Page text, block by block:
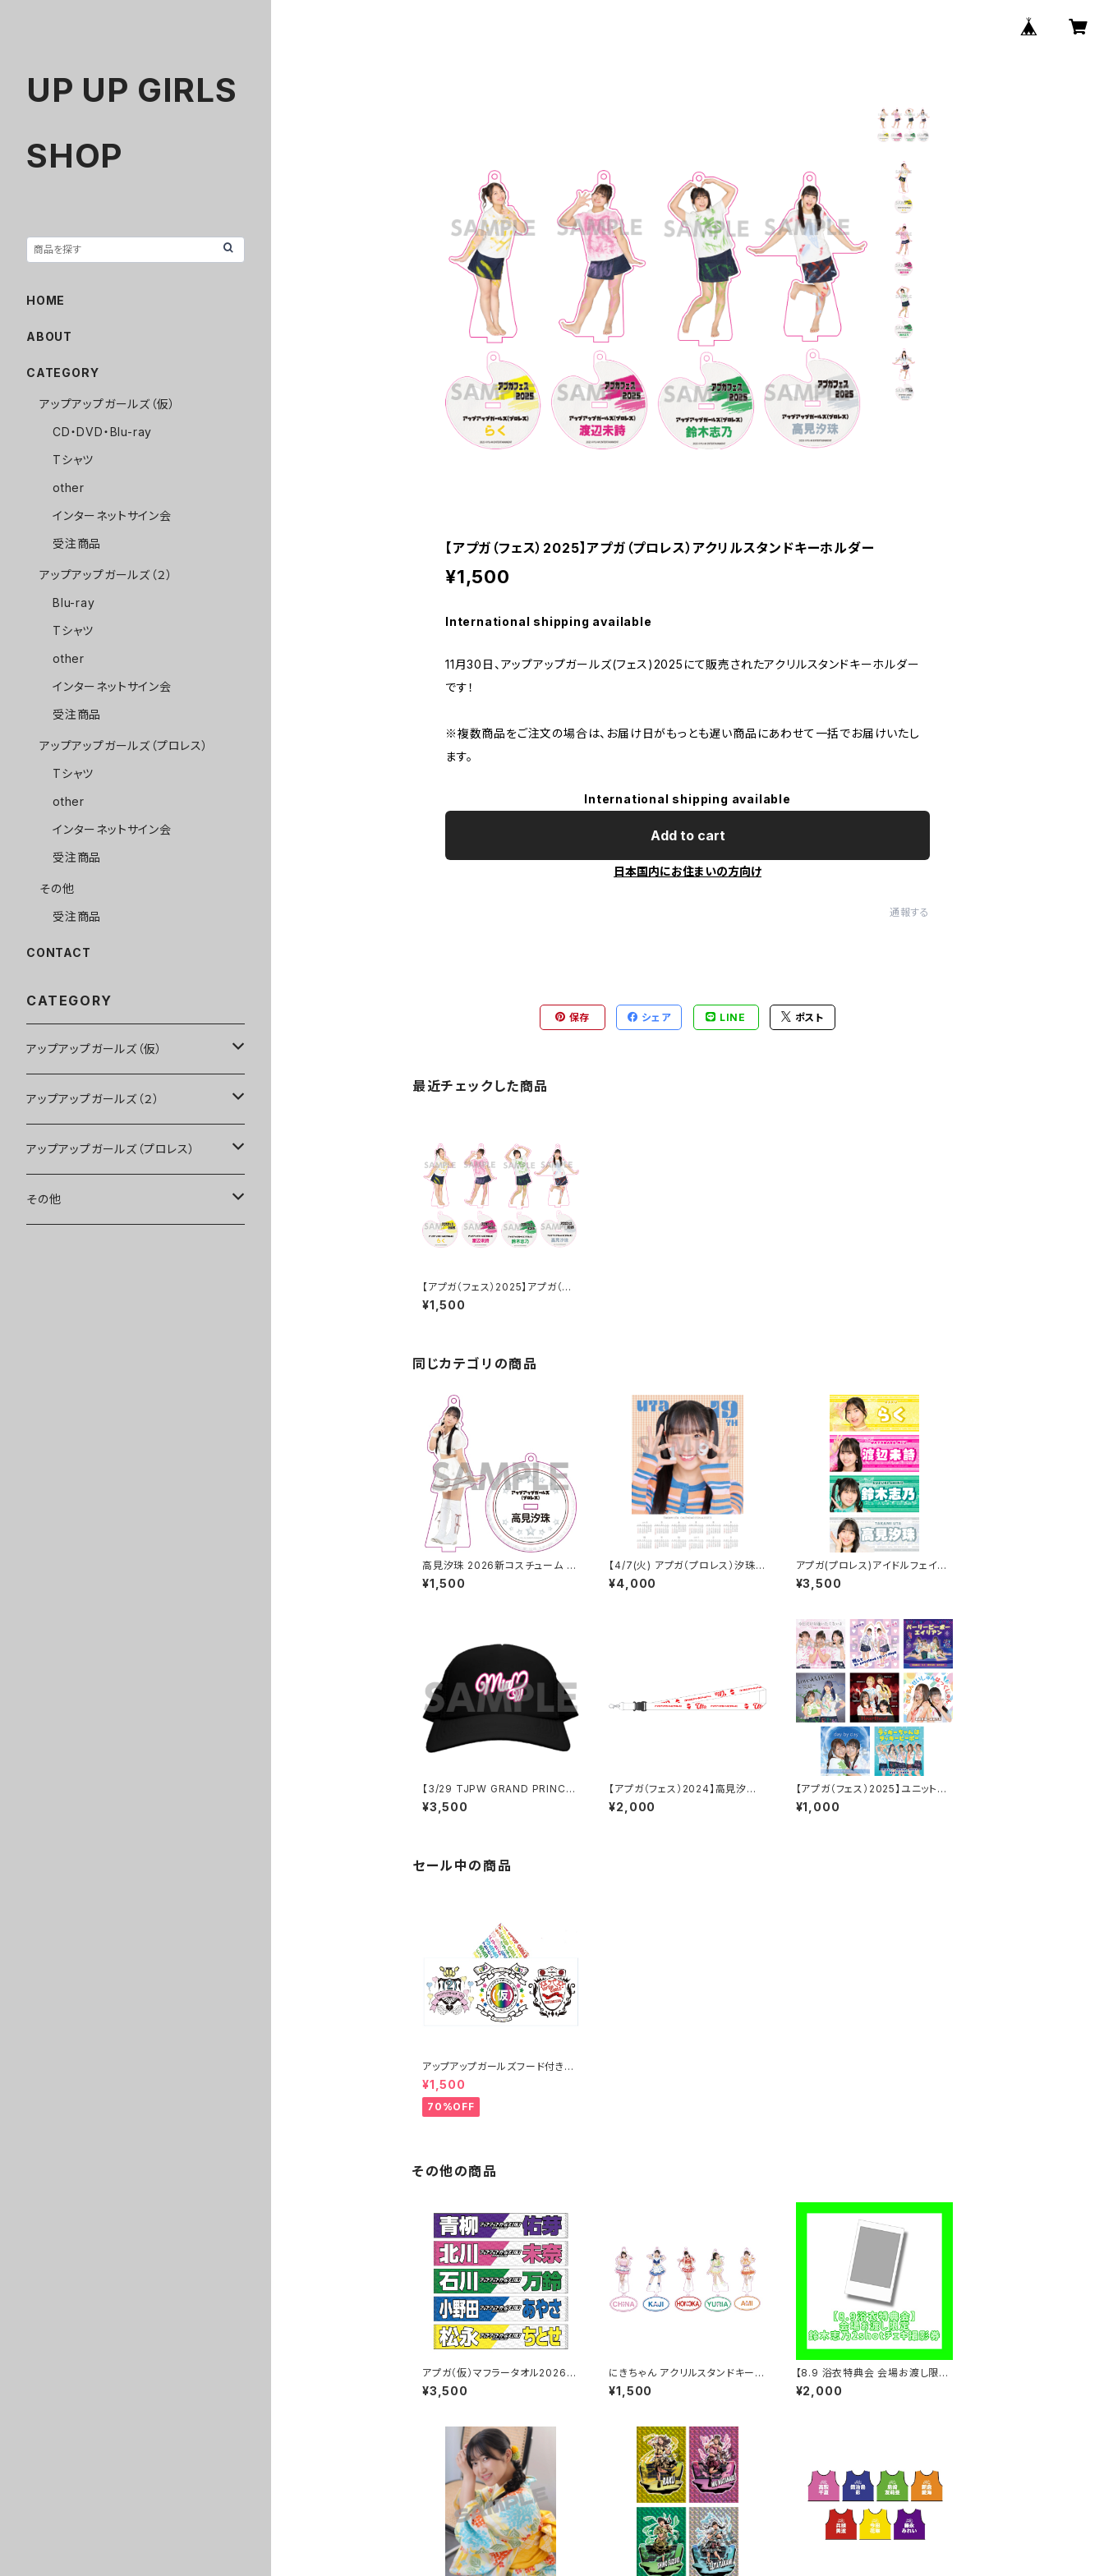
【アプガ（フェス）2025】アプガ（プロレス）アクリルスタンドキーホルダー
¥1,500
International shipping available
11月30日、アップアップガールズ(フェス)2025にて販売されたアクリルスタンドキーホルダー
です！
※複数商品をご注文の場合は、お届け日がもっとも遅い商品にあわせて一括でお届けいたし
ます。
International shipping available
Add to cart
日本国内にお住まいの方向け
通報する
保存 シェア LINE ポスト
最近チェックした商品
【アプガ（フェス）2025】アプガ（プ
ロレス）アクリルスタンドキーホル
ダー
¥1,500
同じカテゴリの商品
高見汐珠 2026新コスチューム ア
クリルスタンドキーホルダー
¥1,500
【4/7(火) アプガ（プロレス）汐珠生
誕】 A3カレンダーポスター（サイ
ン付き）
¥4,000
アプガ(プロレス)アイドルフェイス
タオル2026ver.
¥3,500
【3/29 TJPW GRAND PRINCES
S '26】 未詩ロゴチャップ
¥3,500
【アプガ（フェス）2024】高見汐珠
ネームネックストラップ
¥2,000
【アプガ（フェス）2025】ユニットジ
ャケ写風ポートレート
¥1,000
セール中の商品
アップアップガールズフード付きタ
オル
¥1,500
70%OFF
その他の商品
アプガ（仮）マフラータオル2026v
er.
¥3,500
にきちゃん アクリルスタンドキーホ
ルダー（にきちゃんサンバ衣装）
¥1,500
【8.9 浴衣特典会 会場お渡し限
定】鈴木志乃 2shotチェキ撮影
券 ※発送はいたしません
¥2,000
UP UP GIRLS
SHOP
HOME
ABOUT
CATEGORY
アップアップガールズ（仮）
CD・DVD・Blu-ray
Tシャツ
other
インターネットサイン会
受注商品
アップアップガールズ（２）
Blu-ray
Tシャツ
other
インターネットサイン会
受注商品
アップアップガールズ（プロレス）
Tシャツ
other
インターネットサイン会
受注商品
その他
受注商品
CONTACT
CATEGORY
アップアップガールズ（仮）
CD・DVD・Blu-ray
Tシャツ
other
アップアップガールズ（２）
Blu-ray
Tシャツ
アップアップガールズ（プロレス）
Tシャツ
その他